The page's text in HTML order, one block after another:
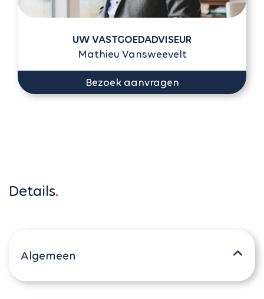
UW VASTGOEDADVISEUR
Mathieu Vansweevelt
Bezoek aanvragen
Details
Algemeen